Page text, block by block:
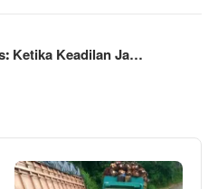
Ketika Keadilan Ja…